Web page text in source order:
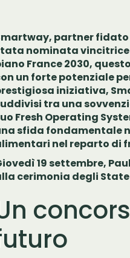
partner
nominata
France 2030,
un forte potenziale
iniziativa,
tra una
Fresh Operating
sfida fondamentale
nel reparto di
19 settembre,
cerimonia degli State